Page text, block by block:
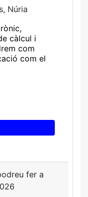
Núria
càlcul i
com
com el
fer a